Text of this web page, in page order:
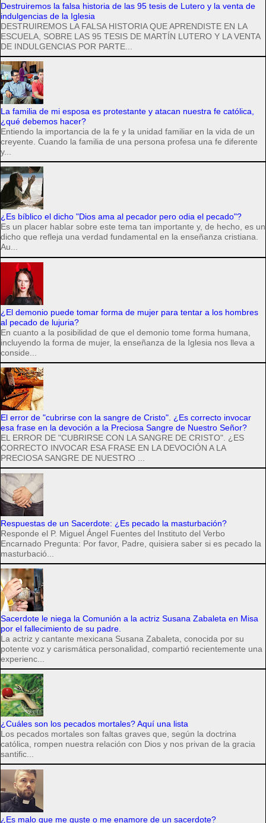
Destruiremos la falsa historia de las 95 tesis de Lutero y la venta de
indulgencias de la Iglesia
DESTRUIREMOS LA FALSA HISTORIA QUE APRENDISTE EN LA
ESCUELA, SOBRE LAS 95 TESIS DE MARTÍN LUTERO Y LA VENTA
DE INDULGENCIAS POR PARTE...
La familia de mi esposa es protestante y atacan nuestra fe católica,
¿qué debemos hacer?
Entiendo la importancia de la fe y la unidad familiar en la vida de un
creyente. Cuando la familia de una persona profesa una fe diferente
y...
¿Es bíblico el dicho "Dios ama al pecador pero odia el pecado"?
Es un placer hablar sobre este tema tan importante y, de hecho, es un
dicho que refleja una verdad fundamental en la enseñanza cristiana.
Au...
¿El demonio puede tomar forma de mujer para tentar a los hombres
al pecado de lujuria?
En cuanto a la posibilidad de que el demonio tome forma humana,
incluyendo la forma de mujer, la enseñanza de la Iglesia nos lleva a
conside...
El error de "cubrirse con la sangre de Cristo". ¿Es correcto invocar
esa frase en la devoción a la Preciosa Sangre de Nuestro Señor?
EL ERROR DE "CUBRIRSE CON LA SANGRE DE CRISTO". ¿ES
CORRECTO INVOCAR ESA FRASE EN LA DEVOCIÓN A LA
PRECIOSA SANGRE DE NUESTRO ...
Respuestas de un Sacerdote: ¿Es pecado la masturbación?
Responde el P. Miguel Ángel Fuentes del Instituto del Verbo
Encarnado Pregunta: Por favor, Padre, quisiera saber si es pecado la
masturbació...
Sacerdote le niega la Comunión a la actriz Susana Zabaleta en Misa
por el fallecimiento de su padre.
La actriz y cantante mexicana Susana Zabaleta, conocida por su
potente voz y carismática personalidad, compartió recientemente una
experienc...
¿Cuáles son los pecados mortales? Aquí una lista
Los pecados mortales son faltas graves que, según la doctrina
católica, rompen nuestra relación con Dios y nos privan de la gracia
santific...
¿Es malo que me guste o me enamore de un sacerdote?